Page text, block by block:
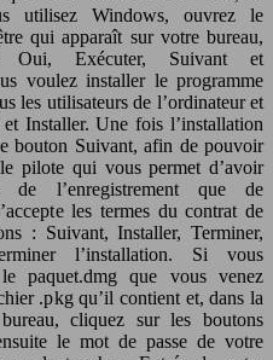
utilisez Windows, ouvrez le
qui apparaît sur votre bureau,
Exécuter, Suivant et
voulez installer le programme
les utilisateurs de l’ordinateur et
Installer. Une fois l’installation
bouton Suivant, afin de pouvoir
pilote qui vous permet d’avoir
l’enregistrement que de
les termes du contrat de
: Suivant, Installer, Terminer,
l’installation. Si vous
paquet.dmg que vous venez
.pkg qu’il contient et, dans la
cliquez sur les boutons
le mot de passe de votre